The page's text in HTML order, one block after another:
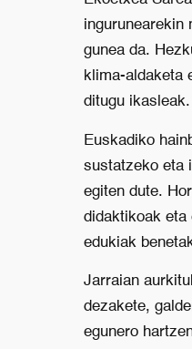
ingurunearekin
gunea da.
klima-aldaketa
ditugu ikasleak.
Euskadiko
sustatzeko eta
egiten dute.
didaktikoak eta
edukiak
Jarraian
dezakete,
egunero